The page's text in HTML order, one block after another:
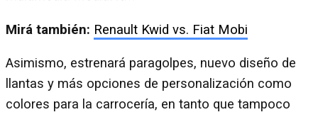
Mirá también: Renault Kwid vs. Fiat Mobi
Asimismo, estrenará paragolpes, nuevo diseño de
llantas y más opciones de personalización como
colores para la carrocería, en tanto que tampoco